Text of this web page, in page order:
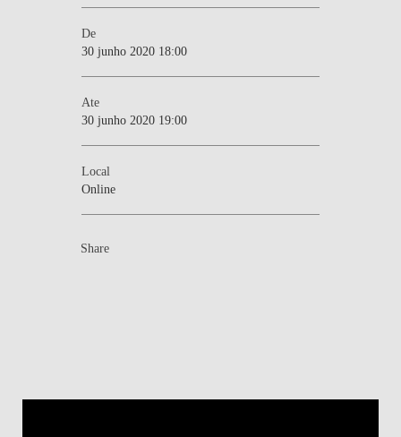
De
30 junho 2020 18:00
Ate
30 junho 2020 19:00
Local
Online
Share